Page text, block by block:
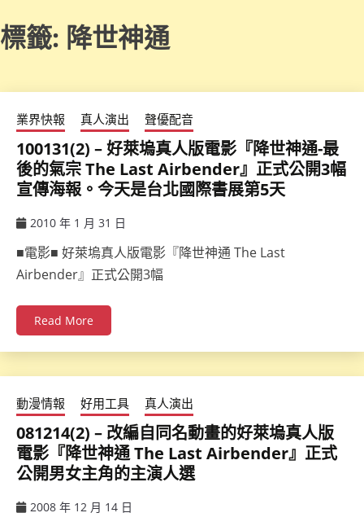
標籤: 降世神通
業界快報 真人演出 聲優配音
100131(2) – 好萊塢真人版電影『降世神通-最
後的氣宗 The Last Airbender』正式公開3幅
宣傳海報。今天是台北國際書展第5天
2010 年 1 月 31 日
■電影■ 好萊塢真人版電影『降世神通 The Last
Airbender』正式公開3幅
Read More
動漫情報 好用工具 真人演出
081214(2) – 改編自同名動畫的好萊塢真人版
電影『降世神通 The Last Airbender』正式
公開男女主角的主演人選
2008 年 12 月 14 日